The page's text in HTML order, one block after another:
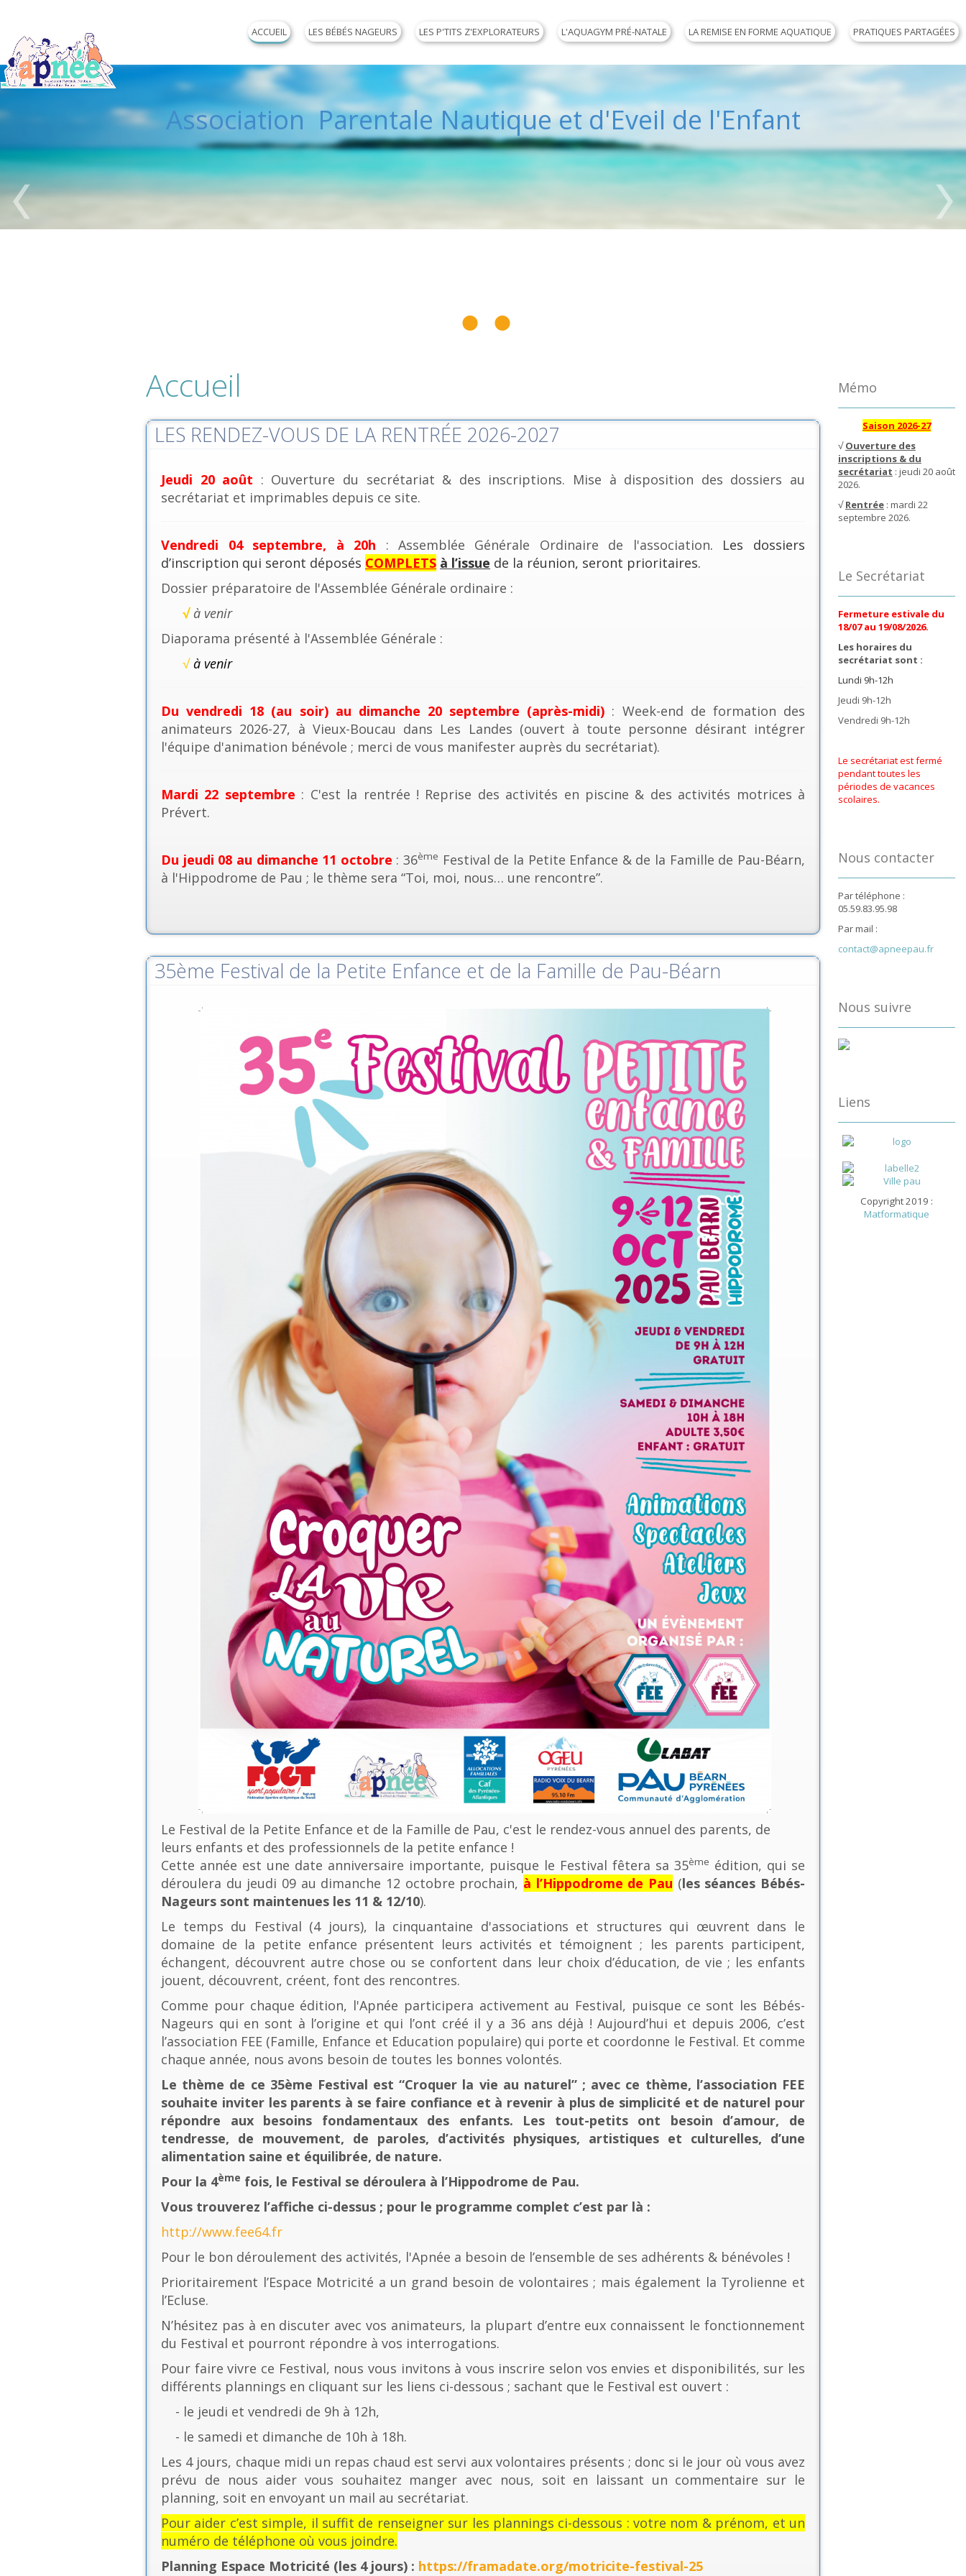
ACCUEIL LES BÉBÉS NAGEURS LES P'TITS Z'EXPLORATEURS L'AQUAGYM PRÉ-NATALE LA REMISE EN FORME AQUATIQUE PRATIQUES PARTAGÉES
Association Parentale Nautique et d'Eveil de l'Enfant
Accueil
LES RENDEZ-VOUS DE LA RENTRÉE 2026-2027
Jeudi 20 août : Ouverture du secrétariat & des inscriptions. Mise à disposition des dossiers au
secrétariat et imprimables depuis ce site.
Vendredi 04 septembre, à 20h : Assemblée Générale Ordinaire de l'association. Les dossiers
d’inscription qui seront déposés COMPLETS à l’issue de la réunion, seront prioritaires.
Dossier préparatoire de l'Assemblée Générale ordinaire :
√ à venir
Diaporama présenté à l'Assemblée Générale :
√à venir
Du vendredi 18 (au soir) au dimanche 20 septembre (après-midi) : Week-end de formation des
animateurs 2026-27, à Vieux-Boucau dans Les Landes (ouvert à toute personne désirant intégrer
l'équipe d'animation bénévole ; merci de vous manifester auprès du secrétariat).
Mardi 22 septembre : C'est la rentrée ! Reprise des activités en piscine & des activités motrices à
Prévert.
Du jeudi 08 au dimanche 11 octobre : 36ème Festival de la Petite Enfance & de la Famille de Pau-Béarn,
à l'Hippodrome de Pau ; le thème sera “Toi, moi, nous… une rencontre”.
35ème Festival de la Petite Enfance et de la Famille de Pau-Béarn
Le Festival de la Petite Enfance et de la Famille de Pau, c'est le rendez-vous annuel des parents, de
leurs enfants et des professionnels de la petite enfance !
Cette année est une date anniversaire importante, puisque le Festival fêtera sa 35ème édition, qui se
déroulera du jeudi 09 au dimanche 12 octobre prochain, à l’Hippodrome de Pau (les séances Bébés-
Nageurs sont maintenues les 11 & 12/10).
Le temps du Festival (4 jours), la cinquantaine d'associations et structures qui œuvrent dans le
domaine de la petite enfance présentent leurs activités et témoignent ; les parents participent,
échangent, découvrent autre chose ou se confortent dans leur choix d’éducation, de vie ; les enfants
jouent, découvrent, créent, font des rencontres.
Comme pour chaque édition, l'Apnée participera activement au Festival, puisque ce sont les Bébés-
Nageurs qui en sont à l’origine et qui l’ont créé il y a 36 ans déjà ! Aujourd’hui et depuis 2006, c’est
l’association FEE (Famille, Enfance et Education populaire) qui porte et coordonne le Festival. Et comme
chaque année, nous avons besoin de toutes les bonnes volontés.
Le thème de ce 35ème Festival est “Croquer la vie au naturel” ; avec ce thème, l’association FEE
souhaite inviter les parents à se faire confiance et à revenir à plus de simplicité et de naturel pour
répondre aux besoins fondamentaux des enfants. Les tout-petits ont besoin d’amour, de
tendresse, de mouvement, de paroles, d’activités physiques, artistiques et culturelles, d’une
alimentation saine et équilibrée, de nature.
Pour la 4ème fois, le Festival se déroulera à l’Hippodrome de Pau.
Vous trouverez l’affiche ci-dessus ; pour le programme complet c’est par là :
http://www.fee64.fr
Pour le bon déroulement des activités, l'Apnée a besoin de l’ensemble de ses adhérents & bénévoles !
Prioritairement l’Espace Motricité a un grand besoin de volontaires ; mais également la Tyrolienne et
l’Ecluse.
N’hésitez pas à en discuter avec vos animateurs, la plupart d’entre eux connaissent le fonctionnement
du Festival et pourront répondre à vos interrogations.
Pour faire vivre ce Festival, nous vous invitons à vous inscrire selon vos envies et disponibilités, sur les
différents plannings en cliquant sur les liens ci-dessous ; sachant que le Festival est ouvert :
- le jeudi et vendredi de 9h à 12h,
- le samedi et dimanche de 10h à 18h.
Les 4 jours, chaque midi un repas chaud est servi aux volontaires présents ; donc si le jour où vous avez
prévu de nous aider vous souhaitez manger avec nous, soit en laissant un commentaire sur le
planning, soit en envoyant un mail au secrétariat.
Pour aider c’est simple, il suffit de renseigner sur les plannings ci-dessous : votre nom & prénom, et un
numéro de téléphone où vous joindre.
Planning Espace Motricité (les 4 jours) : https://framadate.org/motricite-festival-25
Mémo
Saison 2026-27
√Ouverture des
inscriptions & du
secrétariat : jeudi 20 août
2026.
√Rentrée: mardi 22
septembre 2026.
Le Secrétariat
Fermeture estivale du
18/07 au 19/08/2026.
Les horaires du
secrétariat sont :
Lundi 9h-12h
Jeudi 9h-12h
Vendredi 9h-12h
Le secrétariat est fermé
pendant toutes les
périodes de vacances
scolaires.
Nous contacter
Par téléphone :
05.59.83.95.98
Par mail :
contact@apneepau.fr
Nous suivre
Liens
Copyright 2019 :
Matformatique